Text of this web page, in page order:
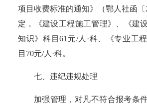
项目收费标准的通知》（鄂人社函〔
定，《建设工程施工管理》、《建
知识》科目61元/人·科、《专业工
目70元/人·科。
七、违纪违规处理
加强管理，对凡不符合报考条